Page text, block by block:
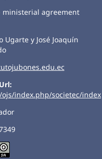
ministerial agreement
y José Joaquín
index.php/societec/index